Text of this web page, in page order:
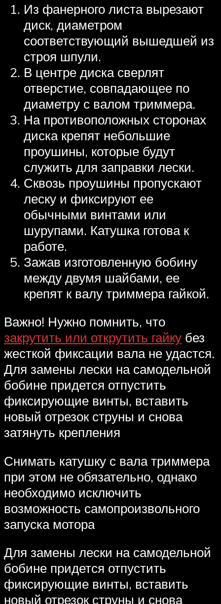
Из фанерного листа вырезают
диск, диаметром
соответствующий вышедшей из
строя шпули.
В центре диска сверлят
отверстие, совпадающее по
диаметру с валом триммера.
На противоположных сторонах
диска крепят небольшие
проушины, которые будут
служить для заправки лески.
Сквозь проушины пропускают
леску и фиксируют ее
обычными винтами или
шурупами. Катушка готова к
работе.
Зажав изготовленную бобину
между двумя шайбами, ее
крепят к валу триммера гайкой.
Важно! Нужно помнить, что
закрутить или открутить гайку без
жесткой фиксации вала не удастся.
Для замены лески на самодельной
бобине придется отпустить
фиксирующие винты, вставить
новый отрезок струны и снова
затянуть крепления
Снимать катушку с вала триммера
при этом не обязательно, однако
необходимо исключить
возможность самопроизвольного
запуска мотора
Для замены лески на самодельной
бобине придется отпустить
фиксирующие винты, вставить
новый отрезок струны и снова